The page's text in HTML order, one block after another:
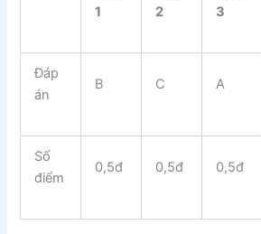
1
2
3
Đáp
án
B C A
Số
điểm
0,5đ 0,5đ 0,5đ